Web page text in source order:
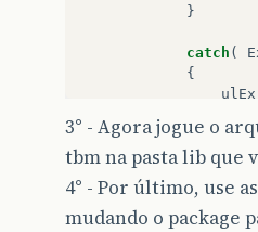
}
catch (
{
ulEx
}
}
3° - Agora jogue o
tbm na pasta lib que
4° - Por último, use
mudando o package